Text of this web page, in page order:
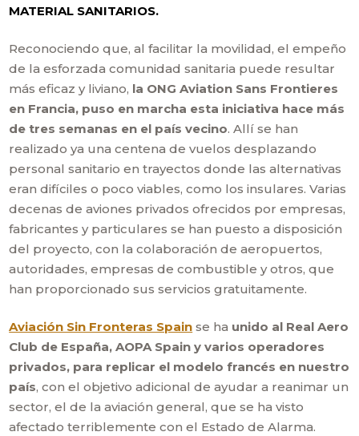
MATERIAL SANITARIOS.
Reconociendo que, al facilitar la movilidad, el empeño
de la esforzada comunidad sanitaria puede resultar
más eficaz y liviano, la ONG Aviation Sans Frontieres
en Francia, puso en marcha esta iniciativa hace más
de tres semanas en el país vecino. Allí se han
realizado ya una centena de vuelos desplazando
personal sanitario en trayectos donde las alternativas
eran difíciles o poco viables, como los insulares. Varias
decenas de aviones privados ofrecidos por empresas,
fabricantes y particulares se han puesto a disposición
del proyecto, con la colaboración de aeropuertos,
autoridades, empresas de combustible y otros, que
han proporcionado sus servicios gratuitamente.
Aviación Sin Fronteras Spain se ha unido al Real Aero
Club de España, AOPA Spain y varios operadores
privados, para replicar el modelo francés en nuestro
país, con el objetivo adicional de ayudar a reanimar un
sector, el de la aviación general, que se ha visto
afectado terriblemente con el Estado de Alarma.